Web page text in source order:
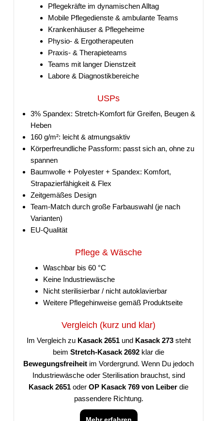
Pflegekräfte im dynamischen Alltag
Mobile Pflegedienste & ambulante Teams
Krankenhäuser & Pflegeheime
Physio- & Ergotherapeuten
Praxis- & Therapieteams
Teams mit langer Dienstzeit
Labore & Diagnostikbereiche
USPs
3% Spandex: Stretch-Komfort für Greifen, Beugen &
Heben
160 g/m²: leicht & atmungsaktiv
Körperfreundliche Passform: passt sich an, ohne zu
spannen
Baumwolle + Polyester + Spandex: Komfort,
Strapazierfähigkeit & Flex
Zeitgemäßes Design
Team-Match durch große Farbauswahl (je nach
Varianten)
EU-Qualität
Pflege & Wäsche
Waschbar bis 60 °C
Keine Industriewäsche
Nicht sterilisierbar / nicht autoklavierbar
Weitere Pflegehinweise gemäß Produktseite
Vergleich (kurz und klar)
Im Vergleich zu Kasack 2651und Kasack 273steht
beim Stretch-Kasack 2692 klar die
Bewegungsfreiheit im Vordergrund. Wenn Du jedoch
Industriewäsche oder Sterilisation brauchst, sind
Kasack 2651 oder OP Kasack 769 von Leiber die
passendere Richtung.